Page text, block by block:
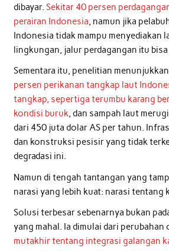
dibayar. Sekitar 40 persen
perairan Indonesia, namun jika
Indonesia tidak mampu menyediakan
lingkungan, jalur perdagangan itu bisa
Sementara itu, penelitian
persen perikanan tangkap laut
tangkap, sepertiga terumbu karang
kondisi buruk, dan sampah laut
dari 450 juta dolar AS per tahun.
dan konstruksi pesisir yang tidak
degradasi ini.
Namun di tengah tantangan yang
narasi yang lebih kuat: narasi tentang
Solusi terbesar sebenarnya bukan
yang mahal. Ia dimulai dari perubahan
mutakhir tentang integrasi galangan